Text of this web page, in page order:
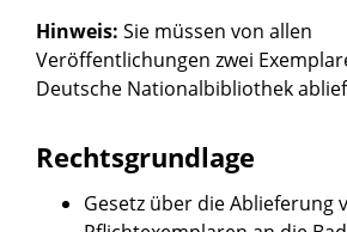
Hinweis: Sie müssen von allen
Veröffentlichungen zwei
Deutsche Nationalbibliothek
Rechtsgrundlage
Gesetz über die Ablieferung